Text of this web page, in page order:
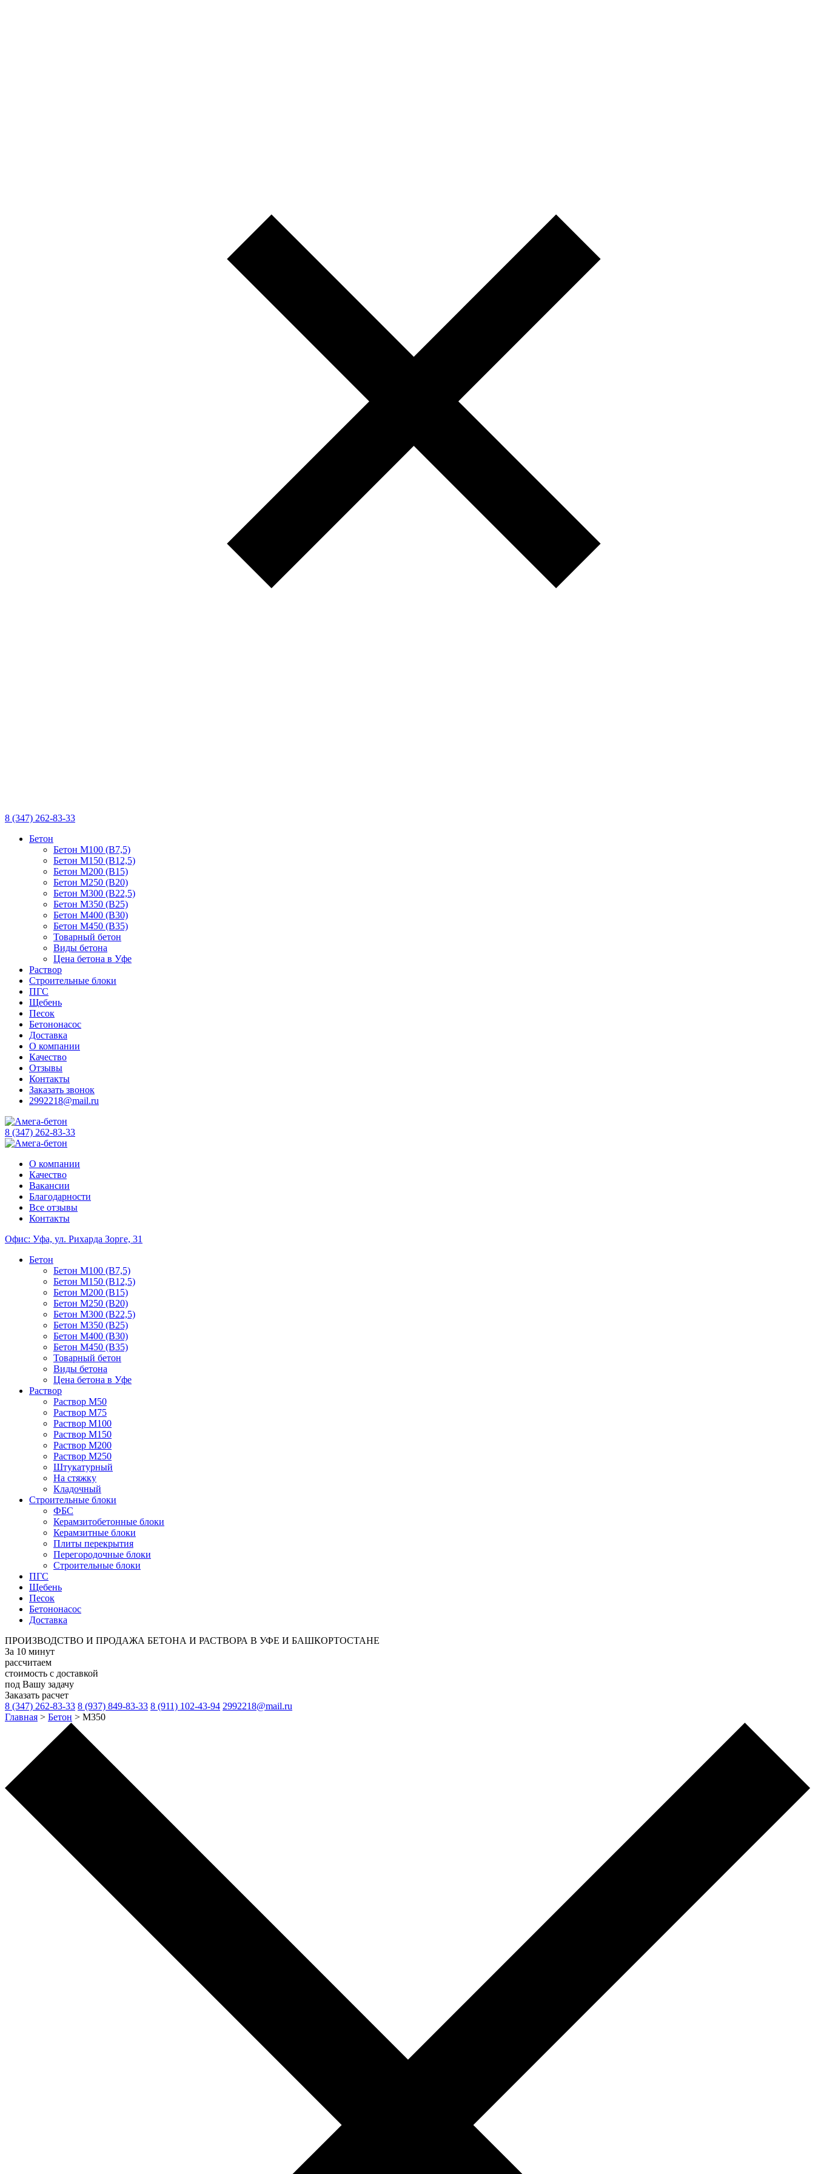
8 (347) 262-83-33
Бетон
Бетон М100 (B7,5)
Бетон М150 (B12,5)
Бетон М200 (B15)
Бетон М250 (B20)
Бетон М300 (B22,5)
Бетон М350 (B25)
Бетон М400 (B30)
Бетон М450 (B35)
Товарный бетон
Виды бетона
Цена бетона в Уфе
Раствор
Строительные блоки
ПГС
Щебень
Песок
Бетононасос
Доставка
О компании
Качество
Отзывы
Контакты
Заказать звонок
2992218@mail.ru
8 (347) 262-83-33
О компании
Качество
Вакансии
Благодарности
Все отзывы
Контакты
Офис: Уфа, ул. Рихарда Зорге, 31
Бетон
Бетон М100 (B7,5)
Бетон М150 (B12,5)
Бетон М200 (B15)
Бетон М250 (B20)
Бетон М300 (B22,5)
Бетон М350 (B25)
Бетон М400 (B30)
Бетон М450 (B35)
Товарный бетон
Виды бетона
Цена бетона в Уфе
Раствор
Раствор М50
Раствор М75
Раствор М100
Раствор М150
Раствор М200
Раствор М250
Штукатурный
На стяжку
Кладочный
Строительные блоки
ФБС
Керамзитобетонные блоки
Керамзитные блоки
Плиты перекрытия
Перегородочные блоки
Строительные блоки
ПГС
Щебень
Песок
Бетононасос
Доставка
ПРОИЗВОДСТВО И ПРОДАЖА БЕТОНА И РАСТВОРА В УФЕ И БАШКОРТОСТАНЕ
За 10 минут
рассчитаем
стоимость с доставкой
под Вашу задачу
Заказать расчет
8 (347) 262-83-33 8 (937) 849-83-33 8 (911) 102-43-94 2992218@mail.ru
Главная > Бетон > М350